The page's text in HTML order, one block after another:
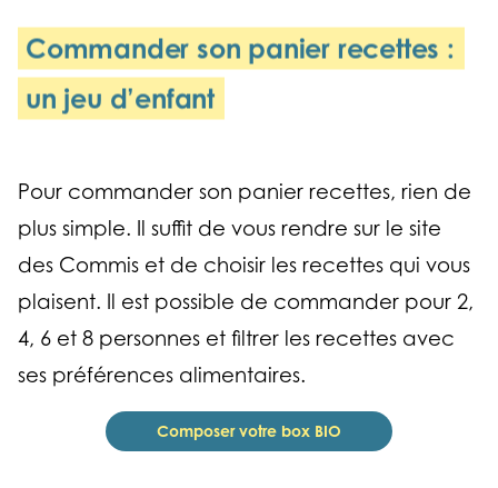
Commander son panier recettes :
un jeu d’enfant
Pour commander son panier recettes, rien de
plus simple. Il suffit de vous rendre sur le site
des Commis et de choisir les recettes qui vous
plaisent. Il est possible de commander pour 2,
4, 6 et 8 personnes et filtrer les recettes avec
ses préférences alimentaires.
Composer votre box BIO